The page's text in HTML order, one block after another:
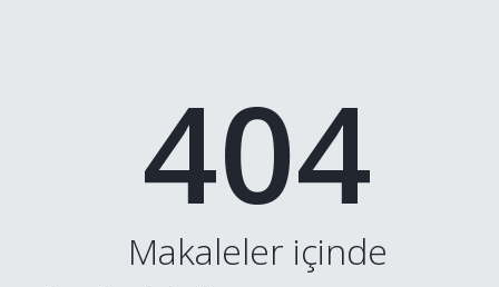
404
Makaleler içinde